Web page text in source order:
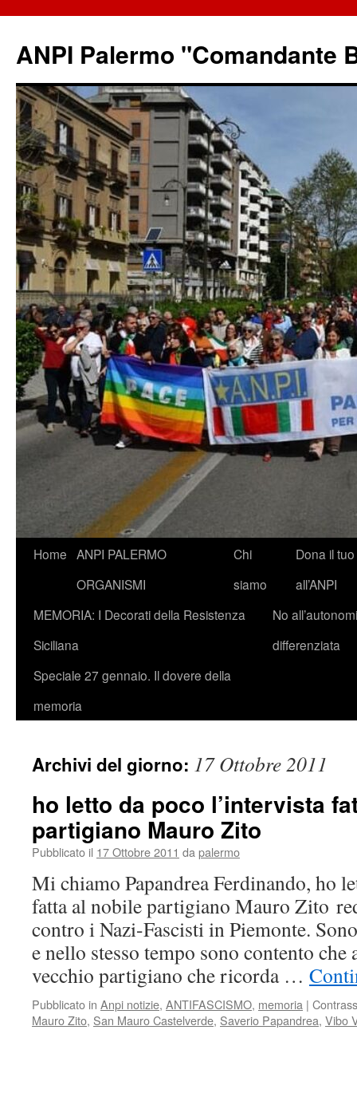
ANPI Palermo "Comandante
Vai
contenuto
Home ANPI PALERMO
ORGANISMI
Chi
siamo
Dona il
all’ANPI
MEMORIA: I Decorati della Resistenza
Siciliana
No
differenziata
Speciale 27 gennaio. Il dovere della
memoria
Archivi del giorno: 17 Ottobre 2011
ho letto da poco l’intervista
partigiano Mauro Zito
Pubblicato il 17 Ottobre 2011 da palermo
Mi chiamo Papandrea Ferdinando, ho
fatta al nobile partigiano Mauro Zito
contro i Nazi-Fascisti in Piemonte.
e nello stesso tempo sono contento che
vecchio partigiano che ricorda …
Pubblicato in Anpi notizie, ANTIFASCISMO, memoria |
Mauro Zito, San Mauro Castelverde, Saverio Papandrea, Vibo